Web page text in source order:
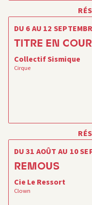
DU 6 AU 12
TITRE EN
Collectif Sismique
Cirque
DU 31 AOÛT AU 10
REMOUS
Cie Le Ressort
Clown